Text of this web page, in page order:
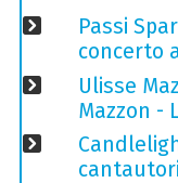
Passi
concerto
Ulisse
Mazzon -